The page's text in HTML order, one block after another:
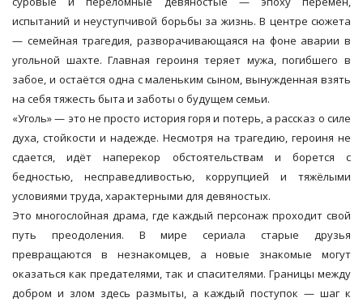
испытаний и неуступчивой борьбы за жизнь. В центре сюжета
— семейная трагедия, разворачивающаяся на фоне аварии в
угольной шахте. Главная героиня теряет мужа, погибшего в
забое, и остаётся одна с маленьким сыном, вынужденная взять
на себя тяжесть быта и заботы о будущем семьи.
«Уголь» — это не просто история горя и потерь, а рассказ о силе
духа, стойкости и надежде. Несмотря на трагедию, героиня не
сдается, идёт наперекор обстоятельствам и борется с
бедностью, несправедливостью, коррупцией и тяжёлыми
условиями труда, характерными для девяностых.
Это многослойная драма, где каждый персонаж проходит свой
путь преодоления. В мире сериала старые друзья
превращаются в незнакомцев, а новые знакомые могут
оказаться как предателями, так и спасителями. Границы между
добром и злом здесь размыты, а каждый поступок — шаг к